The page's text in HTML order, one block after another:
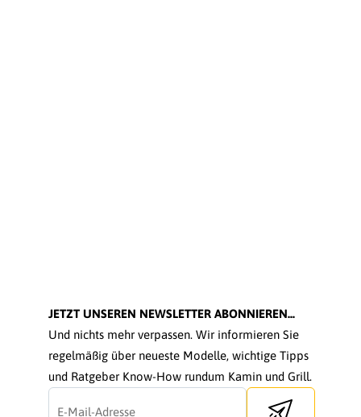
JETZT UNSEREN NEWSLETTER ABONNIEREN...
Und nichts mehr verpassen. Wir informieren Sie
regelmäßig über neueste Modelle, wichtige Tipps
und Ratgeber Know-How rundum Kamin und Grill.
Send newsletter